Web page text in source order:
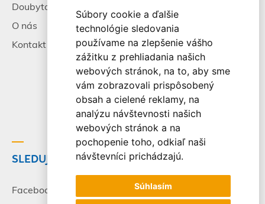
Súbory cookie a ďalšie
technológie sledovania
používame na zlepšenie vášho
zážitku z prehliadania našich
webových stránok, na to, aby sme
vám zobrazovali prispôsobený
obsah a cielené reklamy, na
analýzu návštevnosti našich
webových stránok a na
pochopenie toho, odkiaľ naši
návštevníci prichádzajú.
Súhlasím
Doubytovanie
O nás
Kontakt
Všeobecné zmluvné
podmienky
Alternatívne riešenie
sporov
Spracovanie osobných
údajov
SLEDUJTE NÁS
Facebook
Travel, s.r.o. Všetky práva
vyhradené.